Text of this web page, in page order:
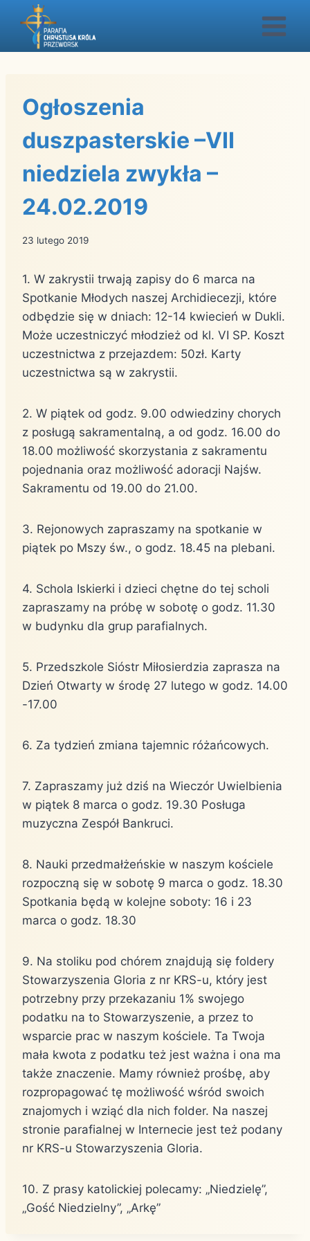
Przejdź
Ogłoszenia
duszpasterskie –VII
niedziela zwykła –
24.02.2019
23 lutego 2019
1. W zakrystii trwają zapisy do 6 marca na
Spotkanie Młodych naszej Archidiecezji, które
odbędzie się w dniach: 12-14 kwiecień w Dukli.
Może uczestniczyć młodzież od kl. VI SP. Koszt
uczestnictwa z przejazdem: 50zł. Karty
uczestnictwa są w zakrystii.
2. W piątek od godz. 9.00 odwiedziny chorych
z posługą sakramentalną, a od godz. 16.00 do
18.00 możliwość skorzystania z sakramentu
pojednania oraz możliwość adoracji Najśw.
Sakramentu od 19.00 do 21.00.
3. Rejonowych zapraszamy na spotkanie w
piątek po Mszy św., o godz. 18.45 na plebani.
4. Schola Iskierki i dzieci chętne do tej scholi
zapraszamy na próbę w sobotę o godz. 11.30
w budynku dla grup parafialnych.
5. Przedszkole Sióstr Miłosierdzia zaprasza na
Dzień Otwarty w środę 27 lutego w godz. 14.00
-17.00
6. Za tydzień zmiana tajemnic różańcowych.
7. Zapraszamy już dziś na Wieczór Uwielbienia
w piątek 8 marca o godz. 19.30 Posługa
muzyczna Zespół Bankruci.
8. Nauki przedmałżeńskie w naszym kościele
rozpoczną się w sobotę 9 marca o godz. 18.30
Spotkania będą w kolejne soboty: 16 i 23
marca o godz. 18.30
9. Na stoliku pod chórem znajdują się foldery
Stowarzyszenia Gloria z nr KRS-u, który jest
potrzebny przy przekazaniu 1% swojego
podatku na to Stowarzyszenie, a przez to
wsparcie prac w naszym kościele. Ta Twoja
mała kwota z podatku też jest ważna i ona ma
także znaczenie. Mamy również prośbę, aby
rozpropagować tę możliwość wśród swoich
znajomych i wziąć dla nich folder. Na naszej
stronie parafialnej w Internecie jest też podany
nr KRS-u Stowarzyszenia Gloria.
10. Z prasy katolickiej polecamy: „Niedzielę”,
„Gość Niedzielny”, „Arkę”